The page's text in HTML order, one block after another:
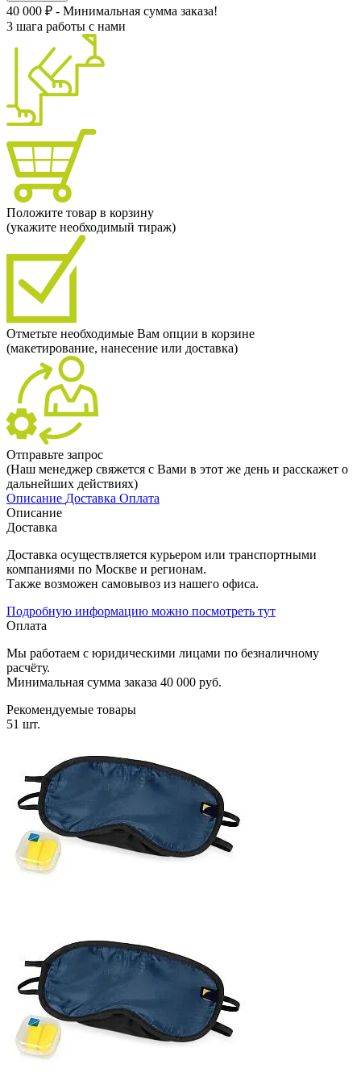
40 000 ₽ - Минимальная сумма заказа!
3 шага работы с нами
Положите товар в корзину
(укажите необходимый тираж)
Отметьте необходимые Вам опции в корзине
(макетирование, нанесение или доставка)
Отправьте запрос
(Наш менеджер свяжется с Вами в этот же день и расскажет о
дальнейших действиях)
Описание Доставка Оплата
Описание
Доставка
Доставка осуществляется курьером или транспортными
компаниями по Москве и регионам.
Также возможен самовывоз из нашего офиса.
Подробную информацию можно посмотреть тут
Оплата
Мы работаем с юридическими лицами по безналичному
расчёту.
Минимальная сумма заказа 40 000 руб.
Рекомендуемые товары
51 шт.